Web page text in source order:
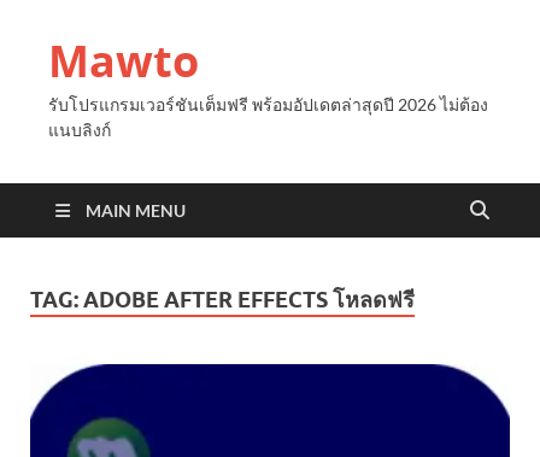
Mawto
รับโปรแกรมเวอร์ชันเต็มฟรี พร้อมอัปเดตล่าสุดปี 2026 ไม่ต้อง
แนบลิงก์
MAIN MENU
TAG:ADOBE AFTER EFFECTS โหลดฟรี